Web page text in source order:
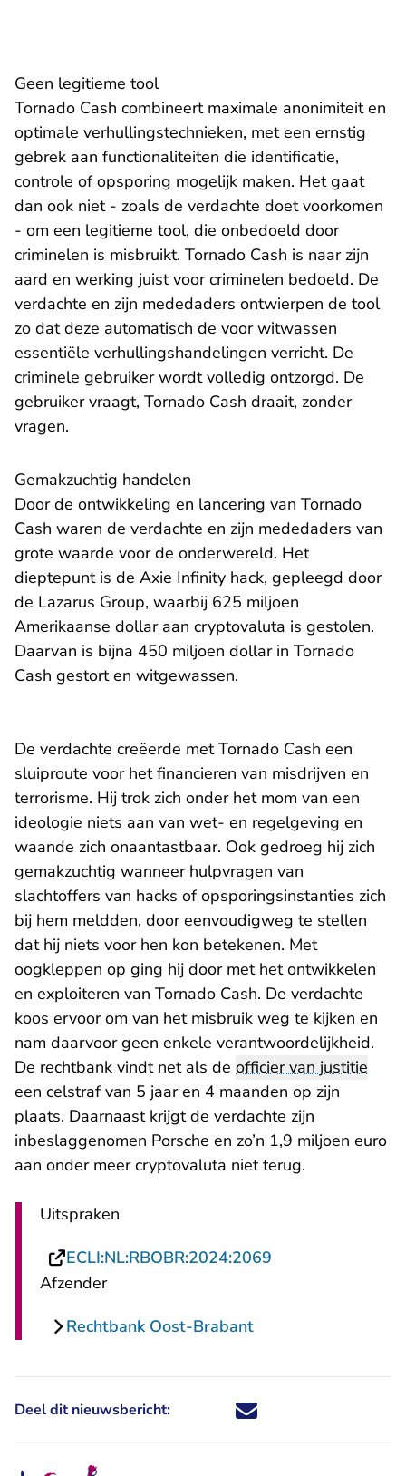
Geen legitieme tool
Tornado Cash combineert maximale anonimiteit en
optimale verhullingstechnieken, met een ernstig
gebrek aan functionaliteiten die identificatie,
controle of opsporing mogelijk maken. Het gaat
dan ook niet - zoals de verdachte doet voorkomen
- om een legitieme tool, die onbedoeld door
criminelen is misbruikt. Tornado Cash is naar zijn
aard en werking juist voor criminelen bedoeld. De
verdachte en zijn mededaders ontwierpen de tool
zo dat deze automatisch de voor witwassen
essentiële verhullingshandelingen verricht. De
criminele gebruiker wordt volledig ontzorgd. De
gebruiker vraagt, Tornado Cash draait, zonder
vragen.
Gemakzuchtig handelen
Door de ontwikkeling en lancering van Tornado
Cash waren de verdachte en zijn mededaders van
grote waarde voor de onderwereld. Het
dieptepunt is de Axie Infinity hack, gepleegd door
de Lazarus Group, waarbij 625 miljoen
Amerikaanse dollar aan cryptovaluta is gestolen.
Daarvan is bijna 450 miljoen dollar in Tornado
Cash gestort en witgewassen.
De verdachte creëerde met Tornado Cash een
sluiproute voor het financieren van misdrijven en
terrorisme. Hij trok zich onder het mom van een
ideologie niets aan van wet- en regelgeving en
waande zich onaantastbaar. Ook gedroeg hij zich
gemakzuchtig wanneer hulpvragen van
slachtoffers van hacks of opsporingsinstanties zich
bij hem meldden, door eenvoudigweg te stellen
dat hij niets voor hen kon betekenen. Met
oogkleppen op ging hij door met het ontwikkelen
en exploiteren van Tornado Cash. De verdachte
koos ervoor om van het misbruik weg te kijken en
nam daarvoor geen enkele verantwoordelijkheid.
De rechtbank vindt net als de officier van justitie
een celstraf van 5 jaar en 4 maanden op zijn
plaats. Daarnaast krijgt de verdachte zijn
inbeslaggenomen Porsche en zo’n 1,9 miljoen euro
aan onder meer cryptovaluta niet terug.
Uitspraken
ECLI:NL:RBOBR:2024:2069
Afzender
Rechtbank Oost-Brabant
Deel dit nieuwsbericht: Deel dit nieuwsbericht via X -
Deel dit nieuwsbericht via
Deel dit nieuwsbericht
Deel dit